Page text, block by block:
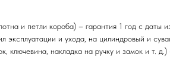
и петли короба) – гарантия 1 год с даты
и ухода, на цилиндровый и
ключевина, накладка на ручку и замок и т.